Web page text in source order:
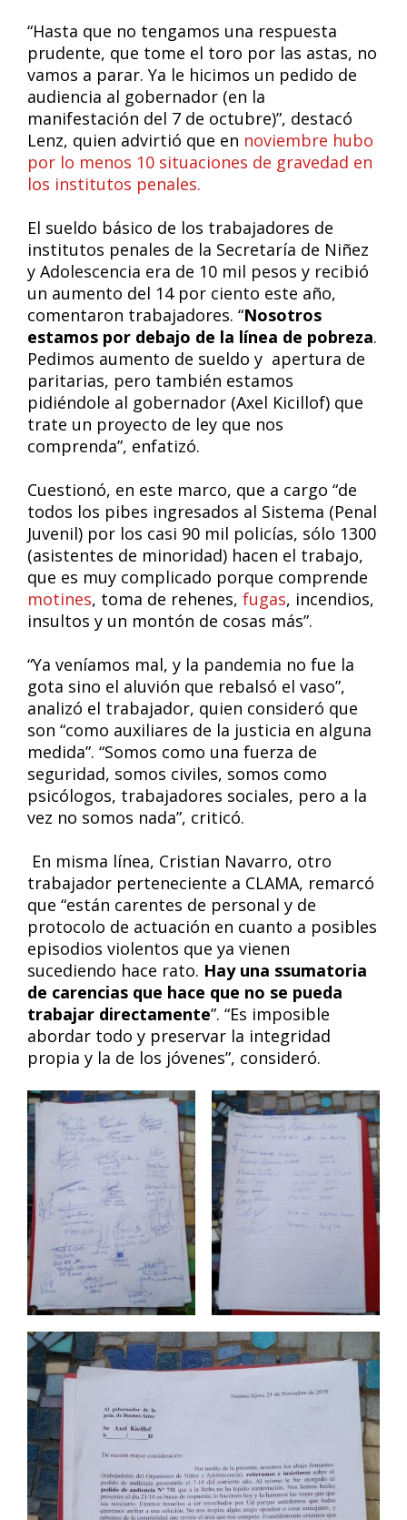
“Hasta que no tengamos una respuesta
prudente, que tome el toro por las astas, no
vamos a parar. Ya le hicimos un pedido de
audiencia al gobernador (en la
manifestación del 7 de octubre)”, destacó
Lenz, quien advirtió que en noviembre hubo
por lo menos 10 situaciones de gravedad en
los institutos penales.
El sueldo básico de los trabajadores de
institutos penales de la Secretaría de Niñez
y Adolescencia era de 10 mil pesos y recibió
un aumento del 14 por ciento este año,
comentaron trabajadores. “Nosotros
estamos por debajo de la línea de pobreza.
Pedimos aumento de sueldo y apertura de
paritarias, pero también estamos
pidiéndole al gobernador (Axel Kicillof) que
trate un proyecto de ley que nos
comprenda”, enfatizó.
Cuestionó, en este marco, que a cargo “de
todos los pibes ingresados al Sistema (Penal
Juvenil) por los casi 90 mil policías, sólo 1300
(asistentes de minoridad) hacen el trabajo,
que es muy complicado porque comprende
motines, toma de rehenes, fugas, incendios,
insultos y un montón de cosas más”.
“Ya veníamos mal, y la pandemia no fue la
gota sino el aluvión que rebalsó el vaso”,
analizó el trabajador, quien consideró que
son “como auxiliares de la justicia en alguna
medida”. “Somos como una fuerza de
seguridad, somos civiles, somos como
psicólogos, trabajadores sociales, pero a la
vez no somos nada”, criticó.
En misma línea, Cristian Navarro, otro
trabajador perteneciente a CLAMA, remarcó
que “están carentes de personal y de
protocolo de actuación en cuanto a posibles
episodios violentos que ya vienen
sucediendo hace rato. Hay una ssumatoria
de carencias que hace que no se pueda
trabajar directamente”. “Es imposible
abordar todo y preservar la integridad
propia y la de los jóvenes”, consideró.